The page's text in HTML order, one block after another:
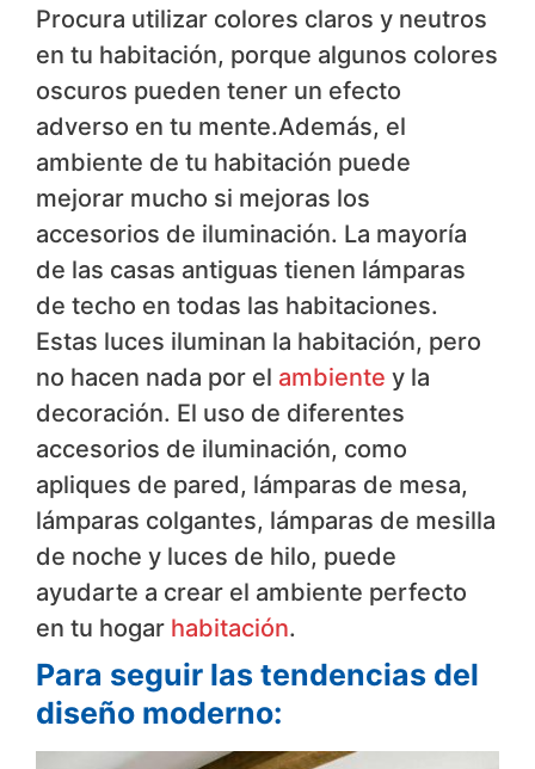
Procura utilizar colores claros y neutros
en tu habitación, porque algunos colores
oscuros pueden tener un efecto
adverso en tu mente.Además, el
ambiente de tu habitación puede
mejorar mucho si mejoras los
accesorios de iluminación. La mayoría
de las casas antiguas tienen lámparas
de techo en todas las habitaciones.
Estas luces iluminan la habitación, pero
no hacen nada por el ambiente y la
decoración. El uso de diferentes
accesorios de iluminación, como
apliques de pared, lámparas de mesa,
lámparas colgantes, lámparas de mesilla
de noche y luces de hilo, puede
ayudarte a crear el ambiente perfecto
en tu hogar habitación.
Para seguir las tendencias del
diseño moderno: